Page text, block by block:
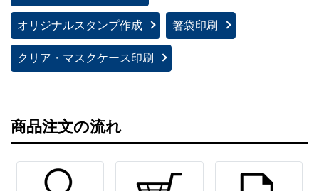
オリジナルスタンプ作成 箸袋印刷
クリア・マスクケース印刷
商品注文の流れ